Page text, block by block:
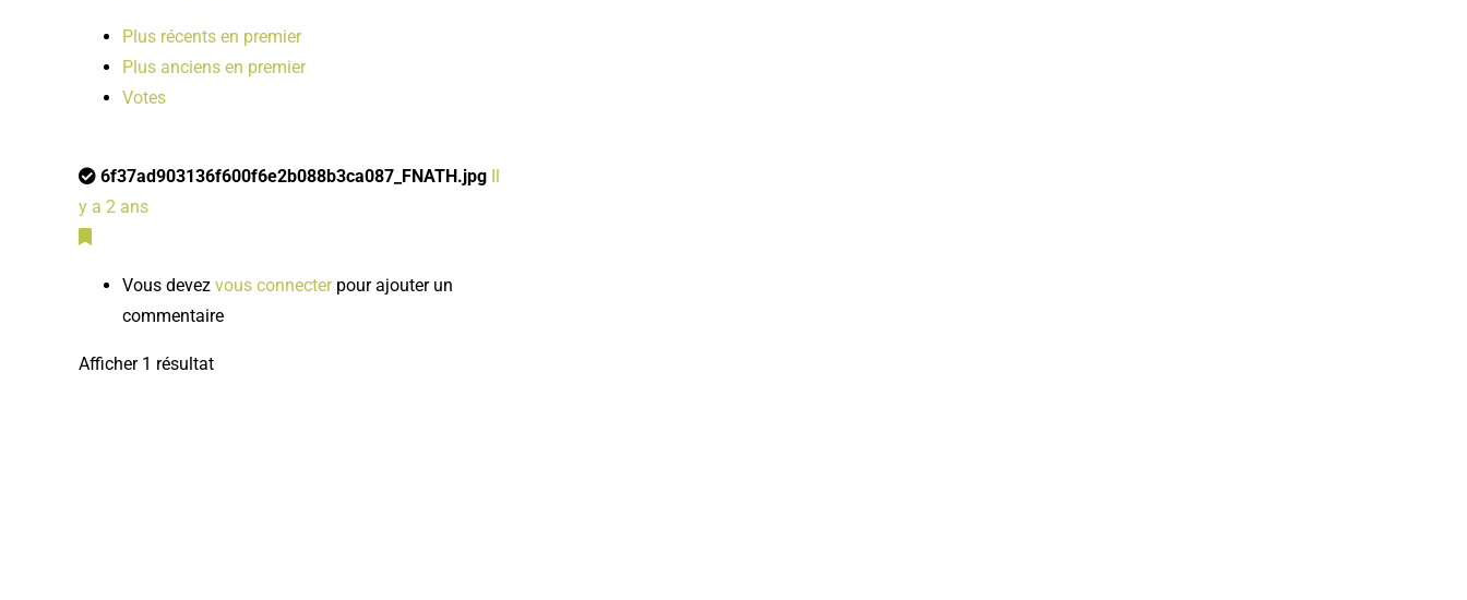
Plus récents en premier
Plus anciens en premier
Votes
6f37ad903136f600f6e2b088b3ca087_FNATH.jpg Il
y a 2 ans
Vous devez vous connecterpour ajouter un
commentaire
Afficher 1 résultat